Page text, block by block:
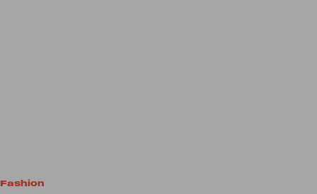
Fashion